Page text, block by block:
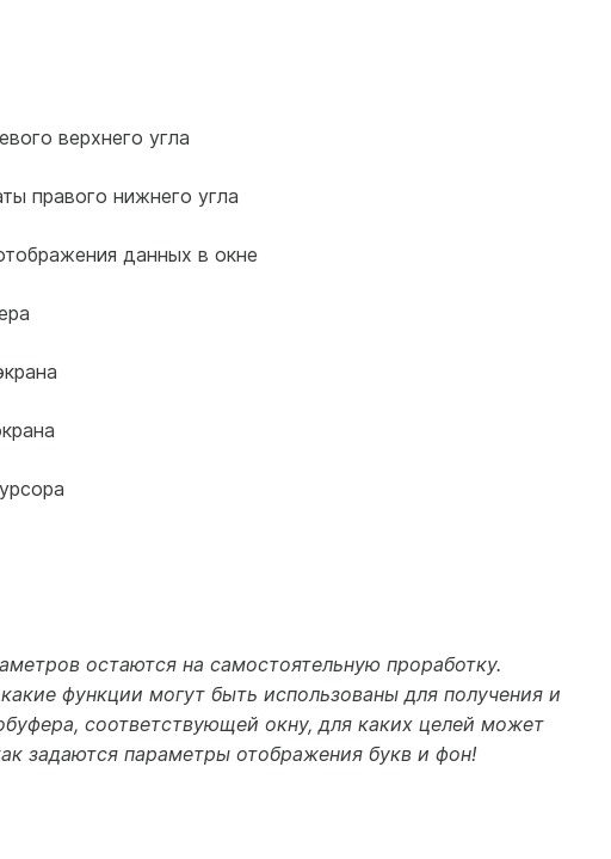
верхнего угла
правого нижнего угла
данных в окне
остаются на самостоятельную проработку.
функции могут быть использованы для получения и
соответствующей окну, для каких целей может
задаются параметры отображения букв и фон!